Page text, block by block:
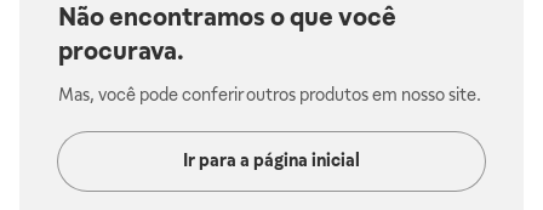
Não encontramos o que você
procurava.
Mas, você pode conferir outros produtos em nosso site.
Ir para a página inicial